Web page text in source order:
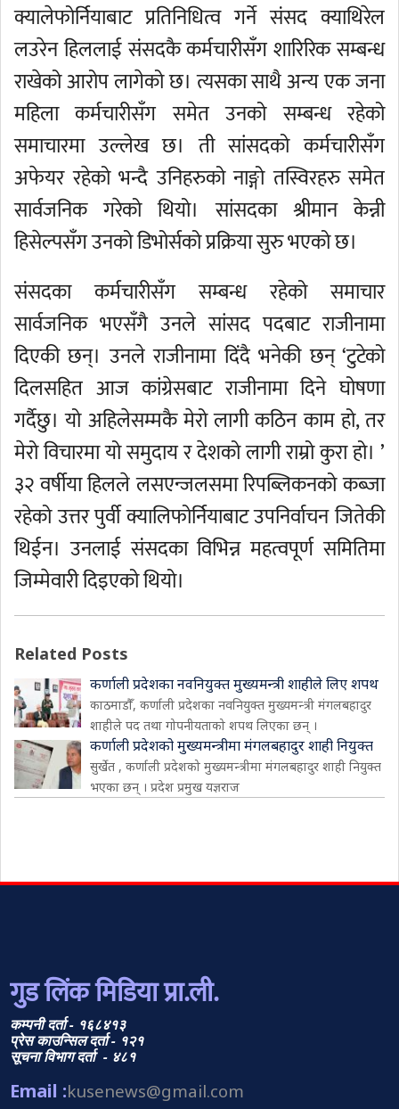
क्यालेफोर्नियाबाट प्रतिनिधित्व गर्ने संसद क्याथिरेल
लउरेन हिललाई संसदकै कर्मचारीसँग शारिरिक सम्बन्ध
राखेको आरोप लागेको छ। त्यसका साथै अन्य एक जना
महिला कर्मचारीसँग समेत उनको सम्बन्ध रहेको
समाचारमा उल्लेख छ। ती सांसदको कर्मचारीसँग
अफेयर रहेको भन्दै उनिहरुको नाङ्गो तस्विरहरु समेत
सार्वजनिक गरेको थियो। सांसदका श्रीमान केन्नी
हिसेल्पसँग उनको डिभोर्सको प्रक्रिया सुरु भएको छ।
संसदका कर्मचारीसँग सम्बन्ध रहेको समाचार
सार्वजनिक भएसँगै उनले सांसद पदबाट राजीनामा
दिएकी छन्। उनले राजीनामा दिंदै भनेकी छन् ‘टुटेको
दिलसहित आज कांग्रेसबाट राजीनामा दिने घोषणा
गर्दैछु। यो अहिलेसम्मकै मेरो लागी कठिन काम हो, तर
मेरो विचारमा यो समुदाय र देशको लागी राम्रो कुरा हो। ’
३२ वर्षीया हिलले लसएन्जलसमा रिपब्लिकनको कब्जा
रहेको उत्तर पुर्वी क्यालिफोर्नियाबाट उपनिर्वाचन जितेकी
थिईन। उनलाई संसदका विभिन्न महत्वपूर्ण समितिमा
जिम्मेवारी दिइएको थियो।
Related Posts
कर्णाली प्रदेशका नवनियुक्त मुख्यमन्त्री शाहीले लिए शपथ
काठमाडौँ, कर्णाली प्रदेशका नवनियुक्त मुख्यमन्त्री मंगलबहादुर
शाहीले पद तथा गोपनीयताको शपथ लिएका छन् ।
कर्णाली प्रदेशको मुख्यमन्त्रीमा मंगलबहादुर शाही नियुक्त
सुर्खेत , कर्णाली प्रदेशको मुख्यमन्त्रीमा मंगलबहादुर शाही नियुक्त
भएका छन् । प्रदेश प्रमुख यज्ञराज
गुड लिंक मिडिया प्रा.ली.
कम्पनी दर्ता - १६८४१३
प्रेस काउन्सिल दर्ता - १२१
सूचना विभाग दर्ता - ४८१
Email :kusenews@gmail.com